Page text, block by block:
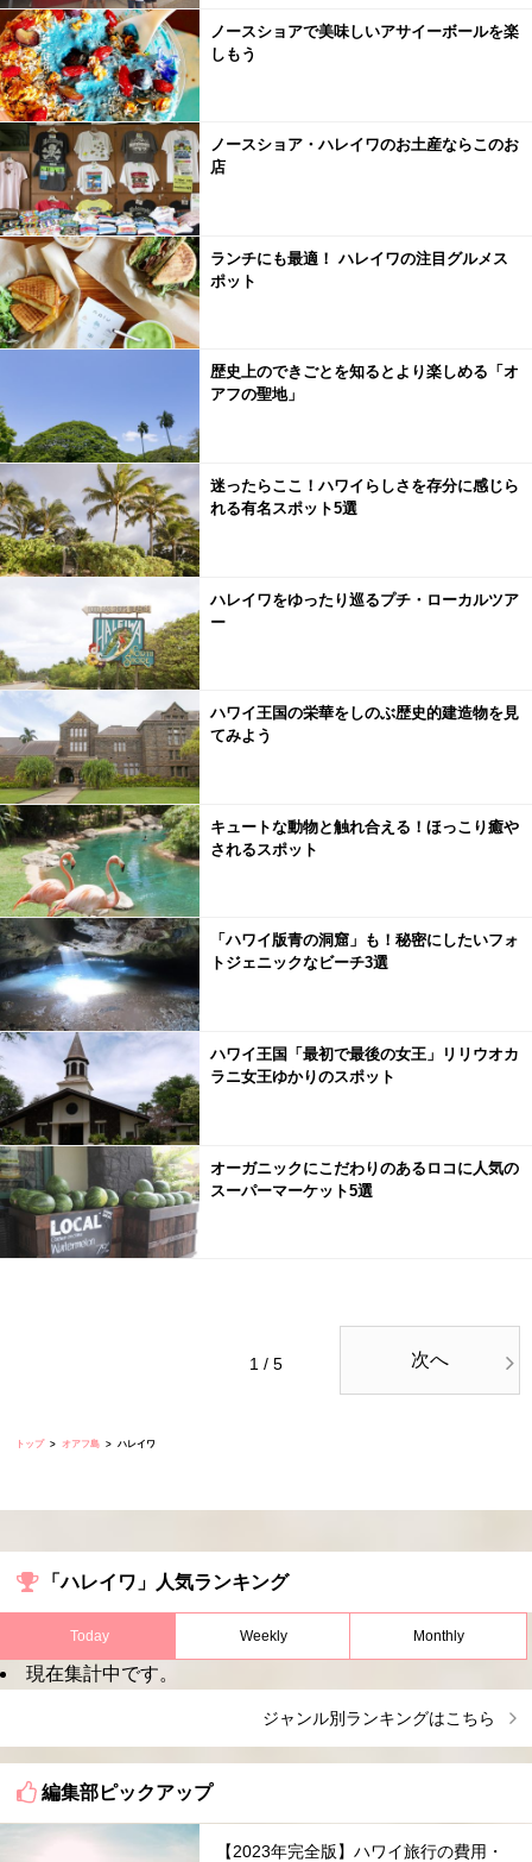
ノースショアで美味しいアサイーボールを楽
しもう
ノースショア・ハレイワのお土産ならこのお
店
ランチにも最適！ ハレイワの注目グルメス
ポット
歴史上のできごとを知るとより楽しめる「オ
アフの聖地」
迷ったらここ！ハワイらしさを存分に感じら
れる有名スポット5選
ハレイワをゆったり巡るプチ・ローカルツア
ー
ハワイ王国の栄華をしのぶ歴史的建造物を見
てみよう
キュートな動物と触れ合える！ほっこり癒や
されるスポット
「ハワイ版青の洞窟」も！秘密にしたいフォ
トジェニックなビーチ3選
ハワイ王国「最初で最後の女王」リリウオカ
ラニ女王ゆかりのスポット
オーガニックにこだわりのあるロコに人気の
スーパーマーケット5選
1 / 5 次へ
トップ オアフ島 ハレイワ
「ハレイワ」人気ランキング
Today Weekly Monthly
現在集計中です。
ジャンル別ランキングはこちら
編集部ピックアップ
【2023年完全版】ハワイ旅行の費用・